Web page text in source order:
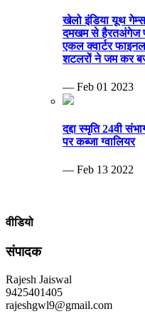
खेलो इंडिया यूथ
दमखम से हैरतअंगेज
एकल क्वार्टर
शटलरों ने जम कर
— Feb 01 2023
दद्दा स्मृति 24वी
पर कब्जा ग्वालियर
— Feb 13 2022
वीडियो
संपादक
Rajesh Jaiswal
9425401405
rajeshgwl9@gmail.com